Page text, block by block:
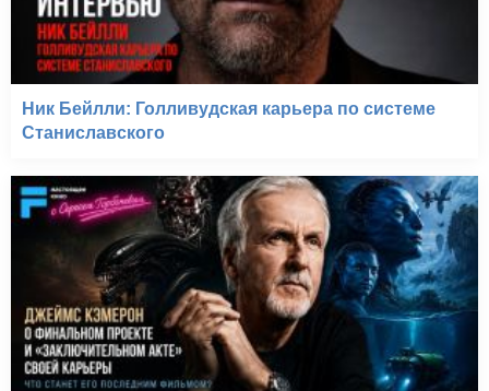
Ник Бейлли: Голливудская карьера по системе
Станиславского